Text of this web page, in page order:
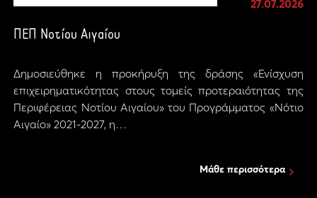
27.07.2026
ΠΕΠ Νοτίου Αιγαίου
Δημοσιεύθηκε η προκήρυξη της δράσης «Ενίσχυση
επιχειρηματικότητας στους τομείς προτεραιότητας της
Περιφέρειας Νοτίου Αιγαίου» του Προγράμματος «Νότιο
Αιγαίο» 2021-2027, η…
Μάθε περισσότερα